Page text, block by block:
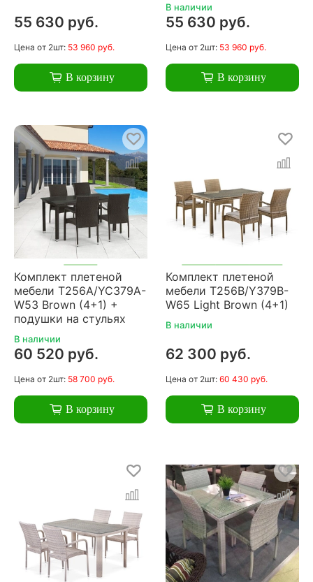
55 630 руб.
Цена от 2шт: 53 960 руб.
В корзину
В наличии
55 630 руб.
Цена от 2шт: 53 960 руб.
В корзину
Комплект плетеной
мебели T256A/YC379A-
W53 Brown (4+1) +
подушки на стульях
В наличии
60 520 руб.
Цена от 2шт: 58 700 руб.
В корзину
Комплект плетеной
мебели T256B/Y379B-
W65 Light Brown (4+1)
В наличии
62 300 руб.
Цена от 2шт: 60 430 руб.
В корзину